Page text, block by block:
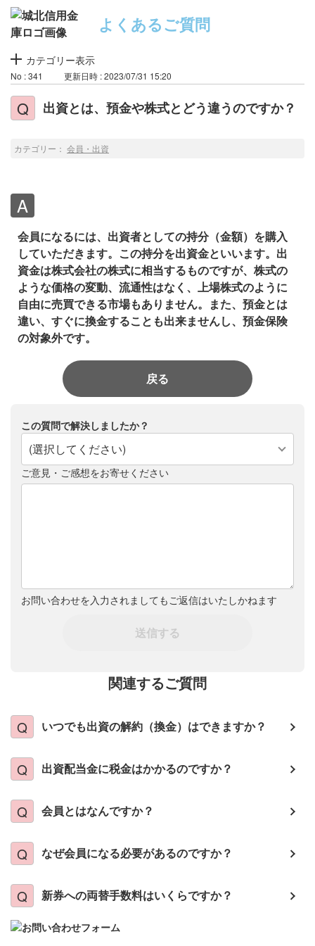
よくあるご質問
カテゴリー表示
No : 341 更新日時 : 2023/07/31 15:20
出資とは、預金や株式とどう違うのですか？
カテゴリー： 会員・出資
会員になるには、出資者としての持分（金額）を購入
していただきます。この持分を出資金といいます。出
資金は株式会社の株式に相当するものですが、株式の
ような価格の変動、流通性はなく、上場株式のように
自由に売買できる市場もありません。また、預金とは
違い、すぐに換金することも出来ませんし、預金保険
の対象外です。
戻る
この質問で解決しましたか？
(選択してください)
ご意見・ご感想をお寄せください
お問い合わせを入力されましてもご返信はいたしかねます
送信する
関連するご質問
いつでも出資の解約（換金）はできますか？
出資配当金に税金はかかるのですか？
会員とはなんですか？
なぜ会員になる必要があるのですか？
新券への両替手数料はいくらですか？